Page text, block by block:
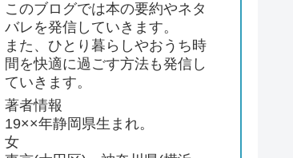
このブログでは本の要約やネタ
バレを発信していきます。
また、ひとり暮らしやおうち時
間を快適に過ごす方法も発信し
ていきます。
著者情報
19××年静岡県生まれ。
女